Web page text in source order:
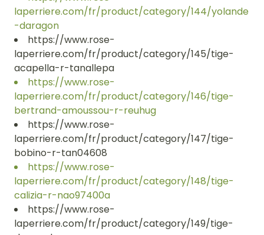
laperriere.com/fr/product/category/144/yolande
-daragon
https://www.rose-
laperriere.com/fr/product/category/145/tige-
acapella-r-tanallepa
https://www.rose-
laperriere.com/fr/product/category/146/tige-
bertrand-amoussou-r-reuhug
https://www.rose-
laperriere.com/fr/product/category/147/tige-
bobino-r-tan04608
https://www.rose-
laperriere.com/fr/product/category/148/tige-
calizia-r-nao97400a
https://www.rose-
laperriere.com/fr/product/category/149/tige-